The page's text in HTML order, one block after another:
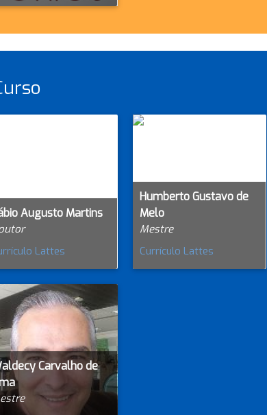
Augusto Martins
Lattes
Humberto Gustavo de
Melo
Mestre
Currículo Lattes
Carvalho de